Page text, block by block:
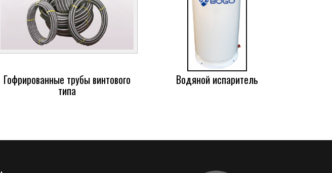
Гофрированные трубы винтового
типа
Водяной испаритель